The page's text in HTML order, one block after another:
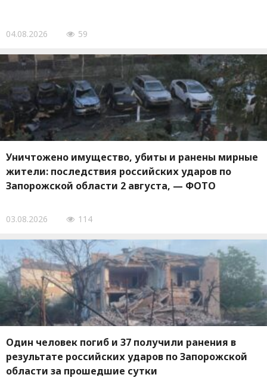
04.08.2026 59
Уничтожено имущество, убиты и ранены мирные
жители: последствия российских ударов по
Запорожской области 2 августа, — ФОТО
03.08.2026 114
Один человек погиб и 37 получили ранения в
результате российских ударов по Запорожской
области за прошедшие сутки